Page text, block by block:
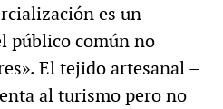
es un
público común no
El tejido artesanal –
al turismo pero no